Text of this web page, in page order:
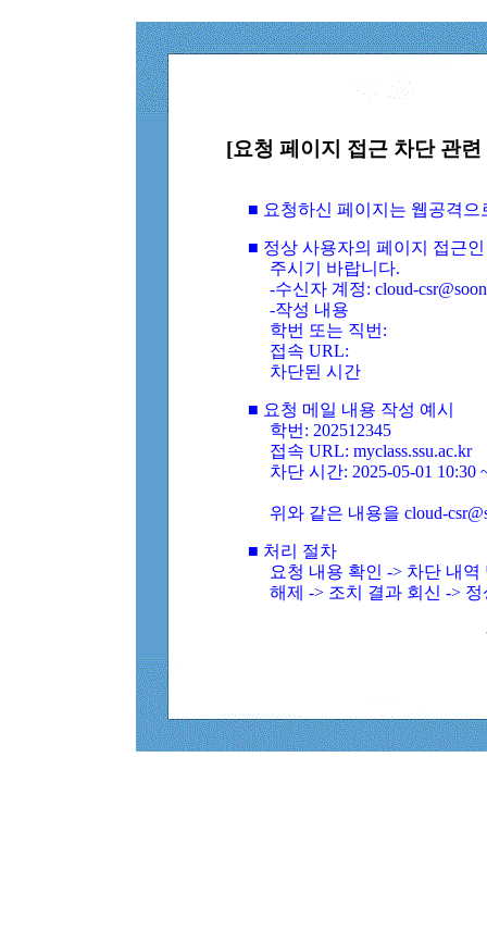
[요청 페이지 접근 차단 관
■ 요청하신 페이지는 웹공격
■ 정상 사용자의 페이지 접근
주시기 바랍니다.
-수신자 계정: cloud-
-작성 내용
학번 또는 직번:
접속 URL:
차단된 시간
■ 요청 메일 내용 작성 예시
학번: 202512345
접속 URL: myclass.ssu.ac.kr
차단 시간: 2025-05-01 10:30
위와 같은 내용을 cloud-
■ 처리 절차
요청 내용 확인 -> 차단 내
해제 -> 조치 결과 회신 ->